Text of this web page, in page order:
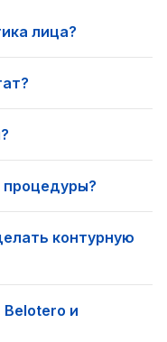
лица?
процедуры?
контурную
и